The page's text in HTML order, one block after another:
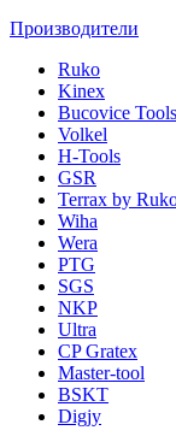
Производители
Ruko
Kinex
Bucovice Tools
Volkel
H-Tools
GSR
Terrax by
Wiha
Wera
PTG
SGS
NKP
Ultra
CP Gratex
Master-tool
BSKT
Digjy